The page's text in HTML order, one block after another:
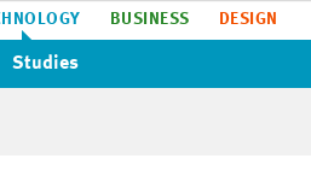
BUSINESS DESIGN
Studies